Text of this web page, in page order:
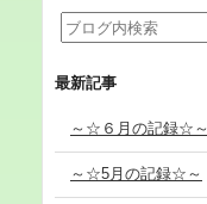
最新記事
～☆６月の記録☆～
～☆5月の記録☆～